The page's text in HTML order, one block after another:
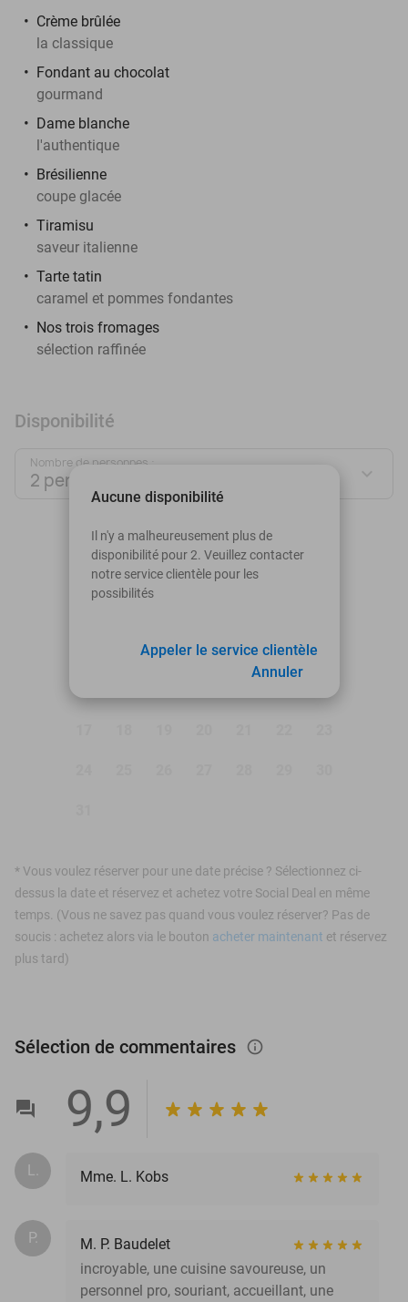
Crème brûlée
la classique
Fondant au chocolat
gourmand
Dame blanche
l'authentique
Brésilienne
coupe glacée
Tiramisu
saveur italienne
Tarte tatin
caramel et pommes fondantes
Nos trois fromages
sélection raffinée
Disponibilité
Nombre de personnes :
2 personnes
août 2026
Lu
Ma Me Je Ve Sa
5 6 7 8
*Vous voulez réserver pour une date précise ? Sélectionnez ci-
dessus la date et réservez et achetez votre Social Deal en même
temps. (Vous ne savez pas quand vous voulez réserver? Pas de
soucis : achetez alors via le bouton acheter maintenant et réservez
plus tard)
Aucune disponibilité
Il n'y a malheureusement plus de
disponibilité pour 2. Veuillez contacter
notre service clientèle pour les
possibilités
Appeler le service clientèle
Annuler
Sélection de commentaires info_outlined
9,9
L. Mme. L. Kobs
P.
M. P. Baudelet
incroyable, une cuisine savoureuse, un
personnel pro, souriant, accueillant, une